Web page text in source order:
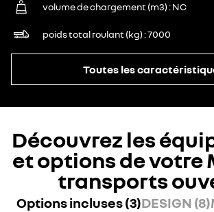
volume de chargement (m3) NC
poids total roulant (kg) 7000
Toutes les
Découvrez les
et options de votre
transports
Options incluses (3)DESIGN (8)